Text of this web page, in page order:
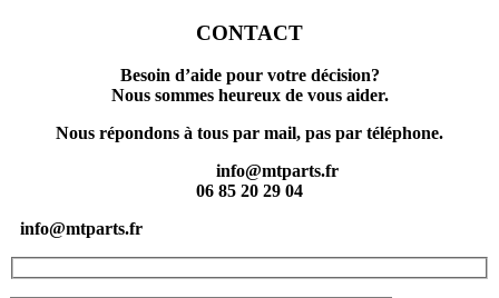
CONTACT
Besoin d’aide pour votre décision?
Nous sommes heureux de vous aider.
Nous répondons à tous par mail, pas par téléphone.
info@mtparts.fr
06 85 20 29 04
info@mtparts.fr